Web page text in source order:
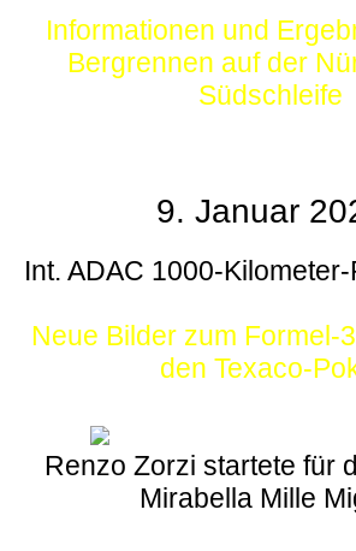
Informationen und
Bergrennen auf der
Südschleife
9. Januar
Int. ADAC 1000-
Neue Bilder zum Formel-
den Texaco-
Renzo Zorzi startete für
Mirabella Mille